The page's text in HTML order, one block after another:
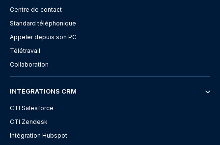
Centre de contact
Standard téléphonique
Appeler depuis son PC
Télétravail
Collaboration
INTÉGRATIONS CRM
CTI Salesforce
CTI Zendesk
Intégration Hubspot